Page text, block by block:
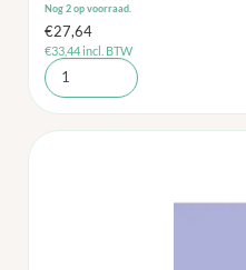
Nog 2 op voorraad.
€27,64
€33,44incl. BTW